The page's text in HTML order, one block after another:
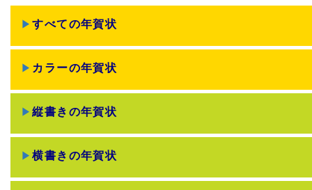
▶すべての年賀状
▶ カラーの年賀状
▶縦書きの年賀状
▶横書きの年賀状